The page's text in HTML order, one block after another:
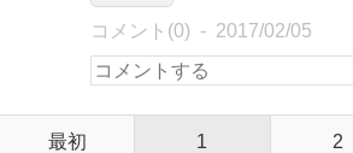
コメント(0) 2017/02/05
最初 1 2